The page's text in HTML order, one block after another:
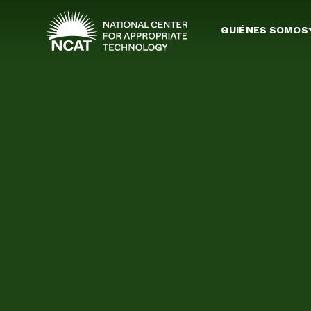
Ir al contenido principal
QUIÉNES SOMOS